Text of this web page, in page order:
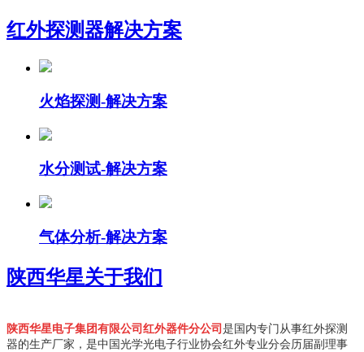
红外探测器解决方案
火焰探测-解决方案
水分测试-解决方案
气体分析-解决方案
陕西华星关于我们
陕西华星电子集团有限公司红外器件分公司 是国内专门从事红外探测
器的生产厂家，是中国光学光电子行业协会红外专业分会历届副理事